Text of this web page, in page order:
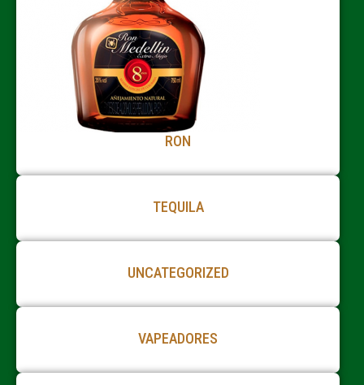
RON
TEQUILA
UNCATEGORIZED
VAPEADORES